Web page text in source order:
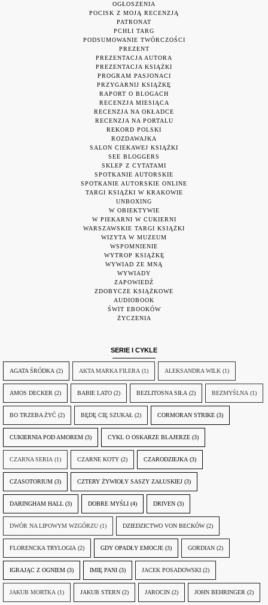
OGŁOSZENIA
POCISK Z MOJĄ RECENZJĄ
PATRONAT
PCHLI TARG
PODSUMOWANIE TWÓRCZOŚCI
PREZENT
PREZENTACJA AUTORA
PREZENTACJA KSIĄŻKI
PROGRAM PASJONACI
PRZYGARNIJ KSIĄŻKĘ
RAPORT O BLOGACH
RECENZJA MIESIĄCA
RECENZJA NA OKŁADCE
RECENZJA NA PORTALU
REKORD POLSKI
ROZDAWAJKA
SALON CIEKAWEJ KSIĄŻKI
SEE BLOGGERS
SKLEP Z CYTATAMI
SPOTKANIE AUTORSKIE
SPOTKANIE AUTORSKIE ONLINE
TARGI KSIĄŻKI W KRAKOWIE
UNBOXING
W OBIEKTYWIE
W PIEKARNI W CUKIERNI
WARSZAWSKIE TARGI KSIĄŻKI
WIZYTA W MUZEUM
WSPOMNIENIE
WYTROP KSIĄŻKĘ
WYWIAD ZE MNĄ
WYWIADY
ZAPOWIEDŹ
ZDOBYCZE KSIĄŻKOWE
AUDIOBOOK
ŚWIT EBOOKÓW
ŻYCZENIA
SERIE I CYKLE
AGATA ŚRÓDKA (2) AKTA MARKA FILERA (1) ALEKSANDRA WILK (1)
AMOS DECKER (2) BABIE LATO (2) BEZLITOSNA SIŁA (2) BEZMYŚLNA (1)
BO TRZEBA ŻYĆ (2) BĘDĘ CIĘ SZUKAŁ (2) CORMORAN STRIKE (3)
CUKIERNIA POD AMOREM (3) CYKL O OSKARZE BLAJERZE (3)
CZARNA SERIA (1) CZARNE KOTY (2) CZARODZIEJKA (3)
CZASOTORIUM (3) CZTERY ŻYWIOŁY SASZY ZAŁUSKIEJ (3)
DARINGHAM HALL (3) DOBRE MYŚLI (4) DRIVEN (3)
DWÓR NA LIPOWYM WZGÓRZU (1) DZIEDZICTWO VON BECKÓW (2)
FLORENCKA TRYLOGIA (2) GDY OPADŁY EMOCJE (3) GORDIAN (2)
IGRAJĄC Z OGNIEM (3) IMIĘ PANI (3) JACEK POSADOWSKI (2)
JAKUB MORTKA (1) JAKUB STERN (2) JAROCIN (2) JOHN BEHRINGER (2)